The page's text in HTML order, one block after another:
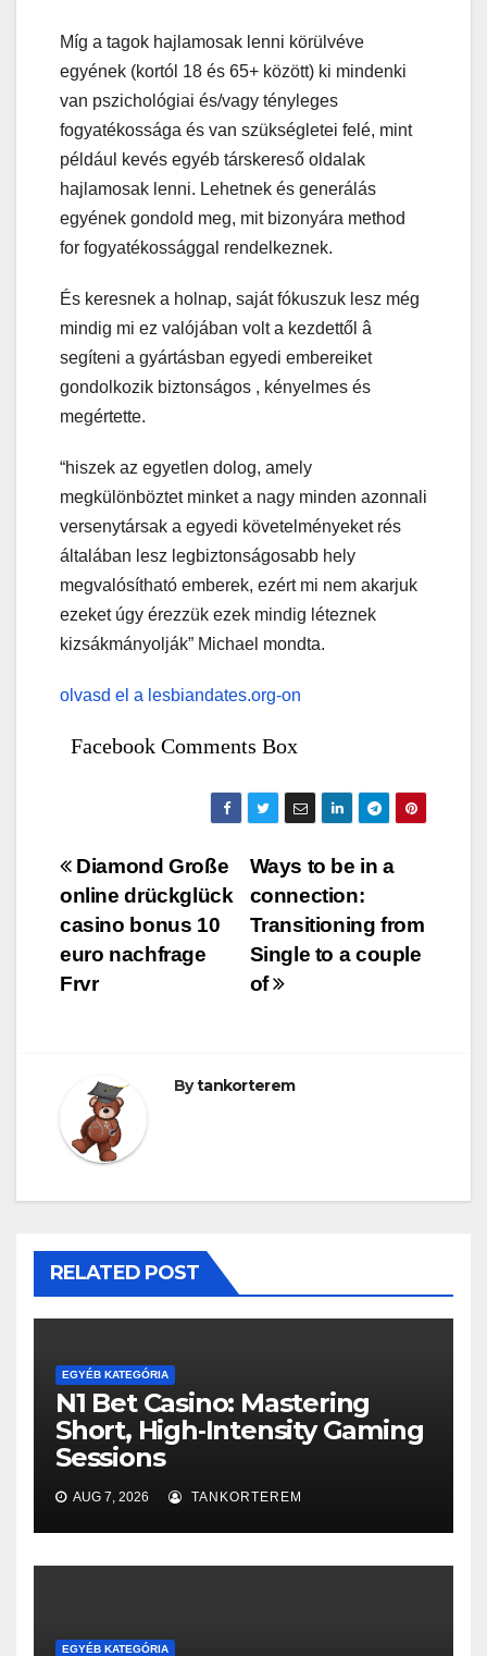
Míg a tagok hajlamosak lenni körülvéve
egyének (kortól 18 és 65+ között) ki mindenki
van pszichológiai és/vagy tényleges
fogyatékossága és van szükségletei felé, mint
például kevés egyéb társkereső oldalak
hajlamosak lenni. Lehetnek és generálás
egyének gondold meg, mit bizonyára method
for fogyatékossággal rendelkeznek.
És keresnek a holnap, saját fókuszuk lesz még
mindig mi ez valójában volt a kezdettől â
segíteni a gyártásban egyedi embereiket
gondolkozik biztonságos , kényelmes és
megértette.
“hiszek az egyetlen dolog, amely
megkülönböztet minket a nagy minden azonnali
versenytársak a egyedi követelményeket rés
általában lesz legbiztonságosabb hely
megvalósítható emberek, ezért mi nem akarjuk
ezeket úgy érezzük ezek mindig léteznek
kizsákmányolják” Michael mondta.
olvasd el a lesbiandates.org-on
Facebook Comments Box
Bejegyzés
navigáció
Ways to be in a
connection:
Transitioning from
Single to a couple
of
Diamond Große
online drückglück
casino bonus 10
euro nachfrage
Frvr
Bytankorterem
RELATED POST
EGYÉB KATEGÓRIA
N1 Bet Casino: Mastering
Short, High‑Intensity Gaming
Sessions
AUG 7, 2026 TANKORTEREM
EGYÉB KATEGÓRIA